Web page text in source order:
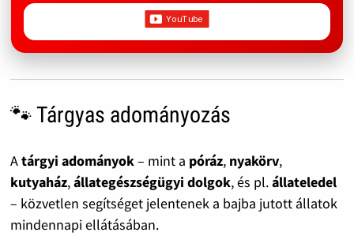
🐾 Tárgyas adományozás
Atárgyi adományok– mint a póráz, nyakörv,
kutyaház,állategészségügyi dolgok, és pl.állateledel
– közvetlen segítséget jelentenek a bajba jutott állatok
mindennapi ellátásában.